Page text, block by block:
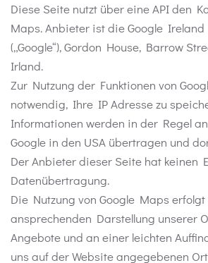
Diese Seite nutzt über eine API den
Maps. Anbieter ist die Google
(„Google“), Gordon House, Barrow
Irland.
Zur Nutzung der Funktionen von
notwendig, Ihre IP Adresse zu
Informationen werden in der Regel
Google in den USA übertragen und
Der Anbieter dieser Seite hat keinen
Datenübertragung.
Die Nutzung von Google Maps
ansprechenden Darstellung unserer
Angebote und an einer leichten
uns auf der Website angegebenen